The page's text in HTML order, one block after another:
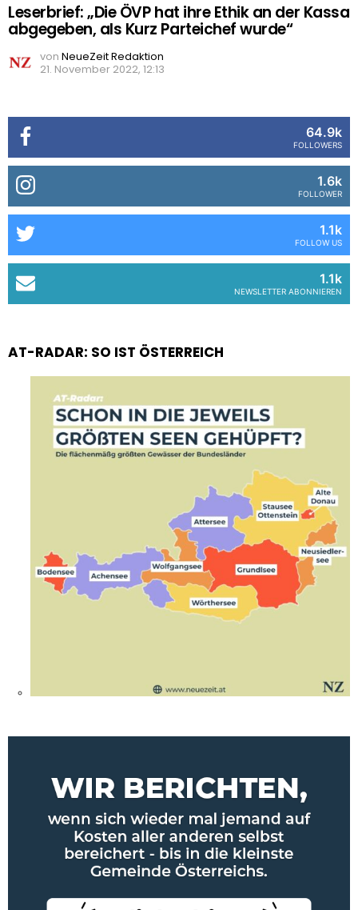
Leserbrief: „Die ÖVP hat ihre Ethik an der Kassa
abgegeben, als Kurz Parteichef wurde“
von NeueZeit Redaktion
21. November 2022, 12:13
64.9k
FOLLOWERS
1.6k
FOLLOWER
1.1k
FOLLOW US
1.1k
NEWSLETTER ABONNIEREN
AT-RADAR: SO IST ÖSTERREICH